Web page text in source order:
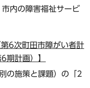
内の障害福祉サービ
6次町田市障がい者計
期計画）】
の施策と課題）の「2